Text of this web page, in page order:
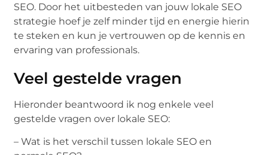
SEO. Door het uitbesteden van jouw lokale SEO
strategie hoef je zelf minder tijd en energie hierin
te steken en kun je vertrouwen op de kennis en
ervaring van professionals.
Veel gestelde vragen
Hieronder beantwoord ik nog enkele veel
gestelde vragen over lokale SEO:
– Wat is het verschil tussen lokale SEO en